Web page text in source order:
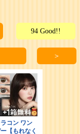
94 Good!!
＞